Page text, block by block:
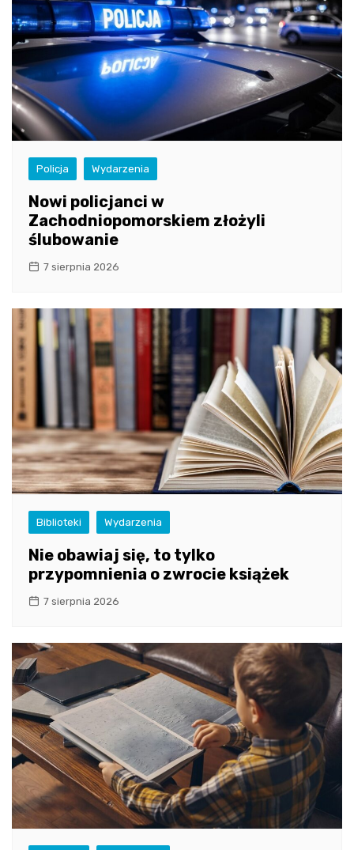
Policja Wydarzenia
Nowi policjanci w
Zachodniopomorskiem złożyli
ślubowanie
7 sierpnia 2026
Biblioteki Wydarzenia
Nie obawiaj się, to tylko
przypomnienia o zwrocie książek
7 sierpnia 2026